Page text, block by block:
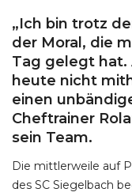
„Ich bin trotz
der Moral, die
Tag gelegt hat.
heute nicht
einen
Cheftrainer
sein Team.
Die mittlerweile auf
des SC Siegelbach